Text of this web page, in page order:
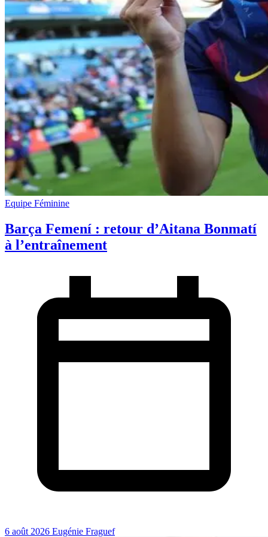
Equipe Féminine
Barça Femení : retour d’Aitana Bonmatí
à l’entraînement
6 août 2026 Eugénie Fraguef